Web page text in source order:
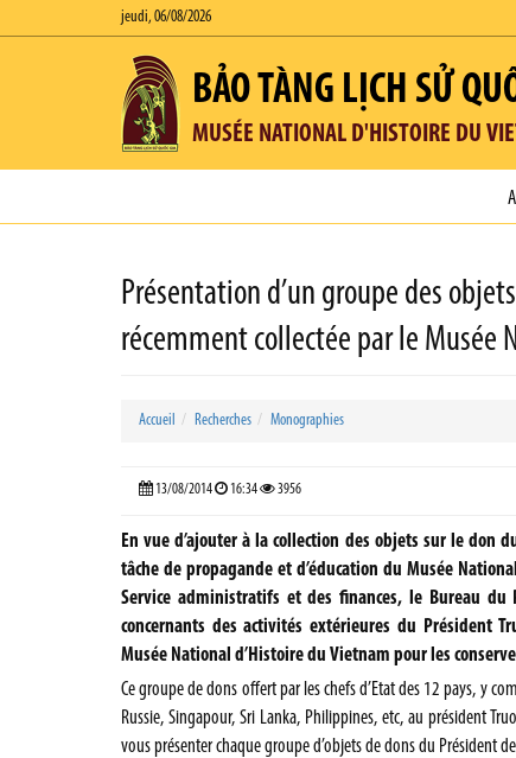
jeudi, 06/08/2026
BẢO TÀNG LỊCH SỬ
MUSÉE NATIONAL D'HISTOIRE DU
Présentation d’un groupe des
récemment collectée par le Musée
Accueil Recherches Monographies
13/08/2014 16:34 3956
En vue d’ajouter à la collection des objets sur le
tâche de propagande et d’éducation du Musée
Service administratifs et des finances, le Bureau
concernants des activités extérieures du Président
Musée National d’Histoire du Vietnam pour les
Ce groupe de dons offert par les chefs d’Etat des 12 pays, y
Russie, Singapour, Sri Lanka, Philippines, etc, au président
vous présenter chaque groupe d’objets de dons du Président